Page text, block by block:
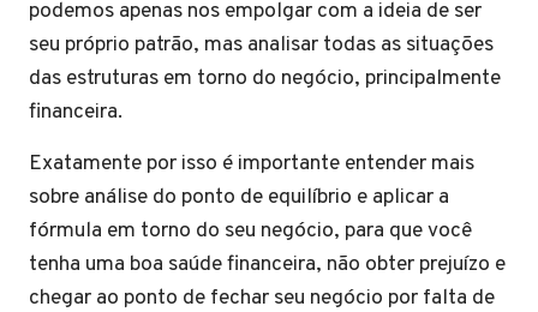
podemos apenas nos empolgar com a ideia de ser
seu próprio patrão, mas analisar todas as situações
das estruturas em torno do negócio, principalmente
financeira.
Exatamente por isso é importante entender mais
sobre análise do ponto de equilíbrio e aplicar a
fórmula em torno do seu negócio, para que você
tenha uma boa saúde financeira, não obter prejuízo e
chegar ao ponto de fechar seu negócio por falta de